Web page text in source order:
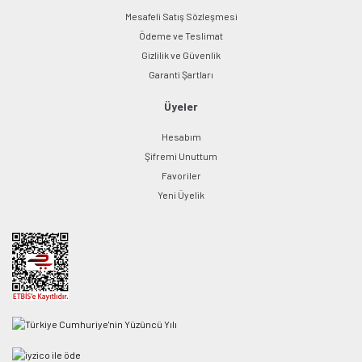
Mesafeli Satış Sözleşmesi
Ödeme ve Teslimat
Gizlilik ve Güvenlik
Garanti Şartları
Üyeler
Hesabım
Şifremi Unuttum
Favoriler
Yeni Üyelik